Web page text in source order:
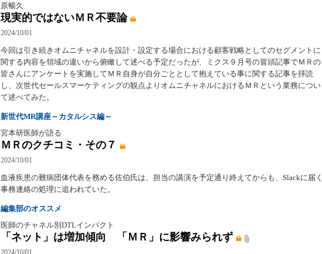
原暢久
現実的ではないＭＲ不要論
2024/10/01
今回は引き続きオムニチャネルを設計・設定する場合における顧客戦略としてのセグメントに
関する内容を領域の違いから俯瞰して述べる予定だったが、ミクス９月号の冒頭記事でＭＲの
皆さんにアンケートを実施してＭＲ自身が自分ごととして抱えている事に関する記事を拝読
し、次世代セールスマーケティングの観点よりオムニチャネルにおけるＭＲという業務につい
て述べてみた。
新世代MR講座～カタルシス編～
宮本研医師が語る
ＭＲのクチコミ・その７
2024/10/01
血液疾患の難病団体代表を務める佐伯氏は、担当の講演を予定通り終えてからも、Slackに届く
事務連絡の処理に追われていた。
編集部のオススメ
医師のチャネル別DTLインパクト
「ネット」は増加傾向 「ＭＲ」に影響みられず
2024/10/01